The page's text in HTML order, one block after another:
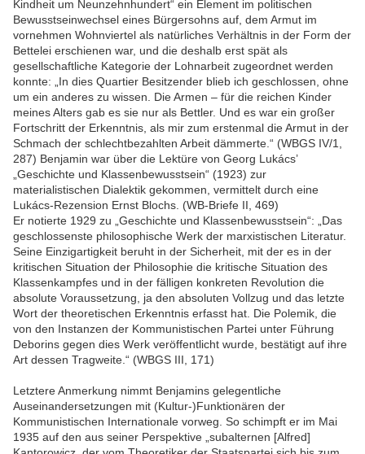
Kindheit um Neunzehnhundert“ ein Element im politischen
Bewusstseinwechsel eines Bürgersohns auf, dem Armut im
vornehmen Wohnviertel als natürliches Verhältnis in der Form der
Bettelei erschienen war, und die deshalb erst spät als
gesellschaftliche Kategorie der Lohnarbeit zugeordnet werden
konnte: „In dies Quartier Besitzender blieb ich geschlossen, ohne
um ein anderes zu wissen. Die Armen – für die reichen Kinder
meines Alters gab es sie nur als Bettler. Und es war ein großer
Fortschritt der Erkenntnis, als mir zum erstenmal die Armut in der
Schmach der schlechtbezahlten Arbeit dämmerte.“ (WBGS IV/1,
287) Benjamin war über die Lektüre von Georg Lukács’
„Geschichte und Klassenbewusstsein“ (1923) zur
materialistischen Dialektik gekommen, vermittelt durch eine
Lukács-Rezension Ernst Blochs. (WB-Briefe II, 469)
Er notierte 1929 zu „Geschichte und Klassenbewusstsein“: „Das
geschlossenste philosophische Werk der marxistischen Literatur.
Seine Einzigartigkeit beruht in der Sicherheit, mit der es in der
kritischen Situation der Philosophie die kritische Situation des
Klassenkampfes und in der fälligen konkreten Revolution die
absolute Voraussetzung, ja den absoluten Vollzug und das letzte
Wort der theoretischen Erkenntnis erfasst hat. Die Polemik, die
von den Instanzen der Kommunistischen Partei unter Führung
Deborins gegen dies Werk veröffentlicht wurde, bestätigt auf ihre
Art dessen Tragweite.“ (WBGS III, 171)
Letztere Anmerkung nimmt Benjamins gelegentliche
Auseinandersetzungen mit (Kultur-)Funktionären der
Kommunistischen Internationale vorweg. So schimpft er im Mai
1935 auf den aus seiner Perspektive „subalternen [Alfred]